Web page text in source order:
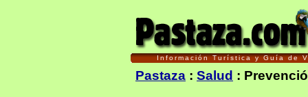
Información Turística y Guía de
Pastaza : Salud :